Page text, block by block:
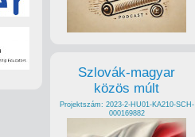
Szlovák-magyar
közös múlt
Projektszám: 2023-2-HU01-KA210-SCH-
000169882